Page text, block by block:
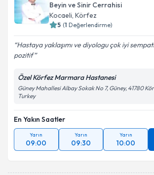
Beyin ve Sinir Cerrahisi
Kocaeli, Körfez
5 (1 Değerlendirme)
Hastaya yaklaşımı ve diyologu çok iyi
pozitif
Özel Körfez Marmara Hastanesi
Güney Mahallesi Albay Sokak No 7, Güney, 41780
Turkey
En Yakın Saatler
Yarın
09:00
Yarın
09:30
Yarın
10:00